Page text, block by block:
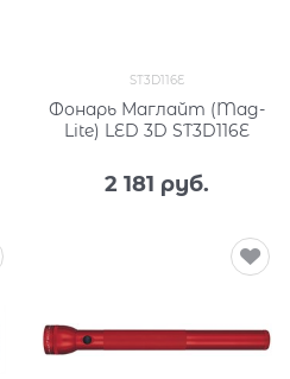
ST3D116E
Фонарь Маглайт (Mag-
Lite) LED 3D ST3D116E
2 181 руб.